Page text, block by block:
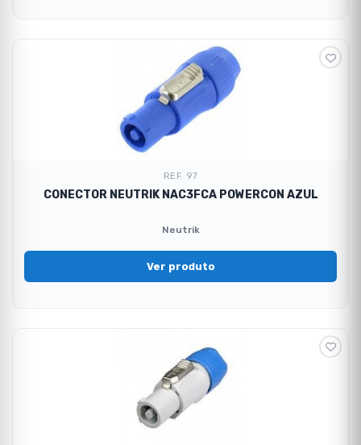
REF. 97
CONECTOR NEUTRIK NAC3FCA POWERCON AZUL
Neutrik
Ver produto